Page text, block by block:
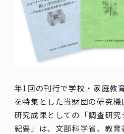
年1回の刊行で学校・家庭教
を特集とした当財団の研究機
研究成果としての「調査研
紀要」は、文部科学省、教